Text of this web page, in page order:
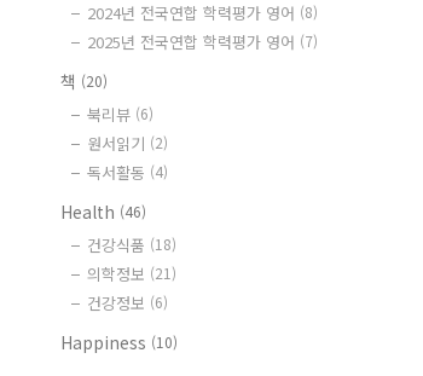
2024년 전국연합 학력평가 영어 (8)
2025년 전국연합 학력평가 영어 (7)
책 (20)
북리뷰 (6)
원서읽기 (2)
독서활동 (4)
Health (46)
건강식품 (18)
의학정보 (21)
건강정보 (6)
Happiness (10)